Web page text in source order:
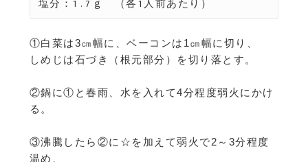
①白菜は3㎝幅に、ベーコンは1㎝幅に切り、
しめじは石づき（根元部分）を切り落とす。
②鍋に①と春雨、水を入れて4分程度弱火にかけ
る。
③沸騰したら②に☆を加えて弱火で2～3分程度
温め、